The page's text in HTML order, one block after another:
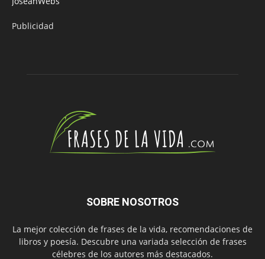
Publicidad
SOBRE NOSOTROS
La mejor colección de frases de la vida, recomendaciones de
libros y poesía. Descubre una variada selección de frases
célebres de los autores más destacados.